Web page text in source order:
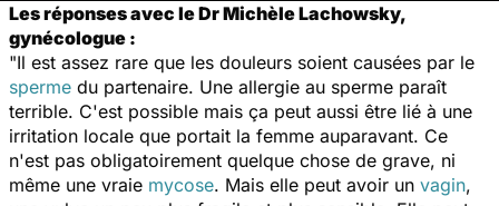
Les réponses avec le Dr Michèle Lachowsky,
gynécologue :
"Il est assez rare que les douleurs soient causées par le
sperme du partenaire. Une allergie au sperme paraît
terrible. C'est possible mais ça peut aussi être lié à une
irritation locale que portait la femme auparavant. Ce
n'est pas obligatoirement quelque chose de grave, ni
même une vraie mycose. Mais elle peut avoir un vagin,